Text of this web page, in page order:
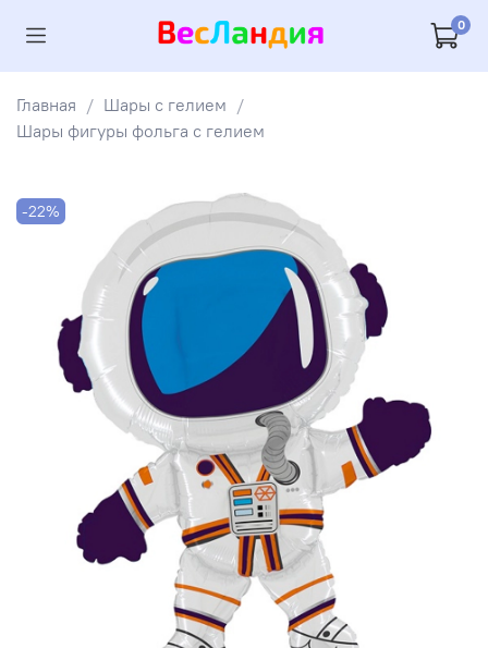
0
Главная
Шары с гелием
Шары фигуры фольга с гелием
-22%